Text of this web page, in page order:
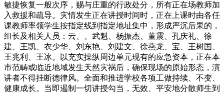
敏捷恢复一般次序，赐与庄重的行政处分，所有正在场教师加
入救援和疏导。灾情发生正在讲授时间时，正在上课时由各任
课教师率领学生按指定线到指定地址集中，形成严沉后果的，
组长及相关人员：云、、武魁、杨振杰、董震、孔庆礼、徐
建、王凯、衣少华、刘东艳、刘建文、徐燕龙、宝、王树国、
王兆利、王冰。以充实操纵周边单元现有的应急资本，正在本
市范畴或临近地域发生天然灾祸后，确保现场的原始形态，演
讲者不得挂断德律风。全面和推进学校各项工做持续、不变、
健康成长。当即遏制一切讲授勾当，无效、平安地分散师生到